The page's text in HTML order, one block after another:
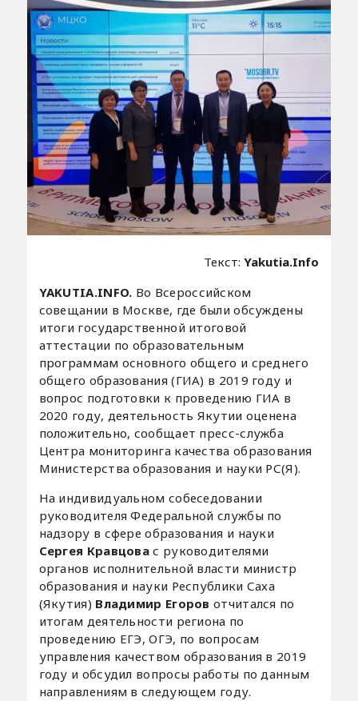
Текст:Yakutia.Info
YAKUTIA.INFO. Во Всероссийском
совещании в Москве, где были обсуждены
итоги государственной итоговой
аттестации по образовательным
программам основного общего и среднего
общего образования (ГИА) в 2019 году и
вопрос подготовки к проведению ГИА в
2020 году, деятельность Якутии оценена
положительно, сообщает пресс-служба
Центра мониторинга качества образования
Министерства образования и науки РС(Я).
На индивидуальном собеседовании
руководителя Федеральной службы по
надзору в сфере образования и науки
Сергея Кравцова с руководителями
органов исполнительной власти министр
образования и науки Республики Саха
(Якутия) Владимир Егоров отчитался по
итогам деятельности региона по
проведению ЕГЭ, ОГЭ, по вопросам
управления качеством образования в 2019
году и обсудил вопросы работы по данным
направлениям в следующем году.